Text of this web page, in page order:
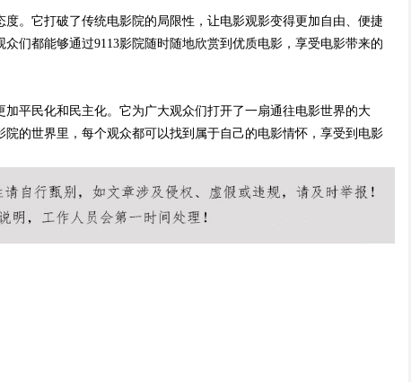
。它打破了传统电影院的局限性，让电影观影变得更加自由、便捷
们都能够通过9113影院随时随地欣赏到优质电影，享受电影带来的
平民化和民主化。它为广大观众们打开了一扇通往电影世界的大
的世界里，每个观众都可以找到属于自己的电影情怀，享受到电影